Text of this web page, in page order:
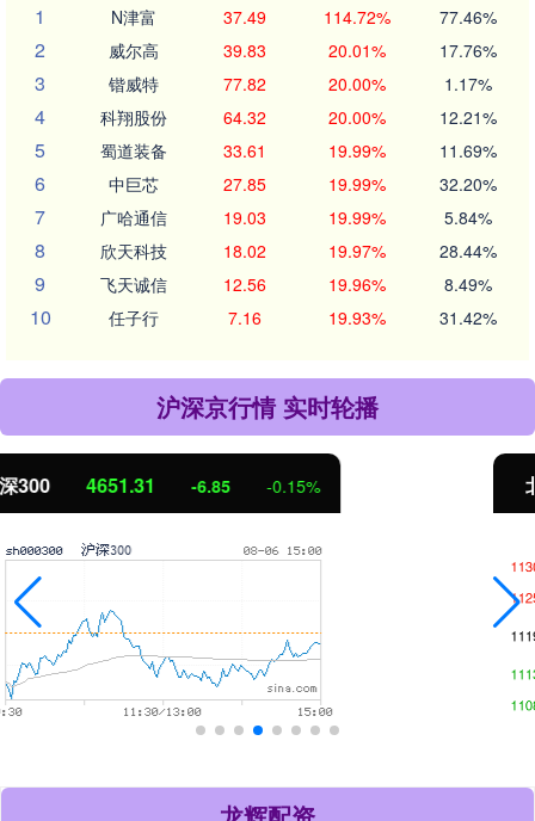
1
N津富 37.49 114.72% 77.46%
2 威尔高 39.83 20.01% 17.76%
3 锴威特 77.82 20.00% 1.17%
4 科翔股份 64.32 20.00% 12.21%
5 蜀道装备 33.61 19.99% 11.69%
6 中巨芯 27.85 19.99% 32.20%
7 广哈通信 19.03 19.99% 5.84%
8 欣天科技 18.02 19.97% 28.44%
9 飞天诚信 12.56 19.96% 8.49%
10 任子行 7.16 19.93% 31.42%
沪深京行情 实时轮播
北证50 1122.88 3.42